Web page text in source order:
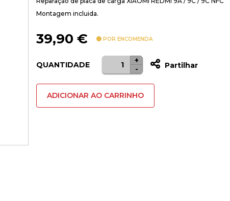
Montagem incluida.
39,90 € POR ENCOMENDA
QUANTIDADE
Quantidade
de
Placa
de
-
+
Partilhar
ADICIONAR AO CARRINHO